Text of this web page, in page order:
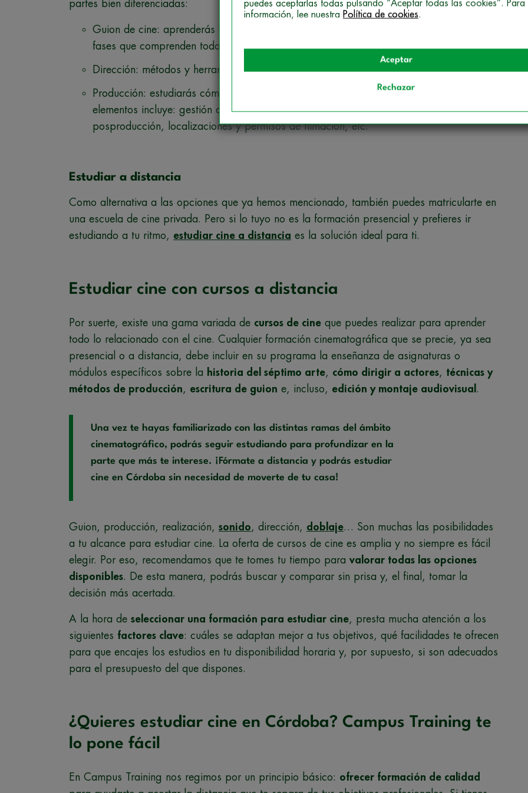
partes bien diferenciadas:
Guion de cine: aprenderás cómo abordar la escritura del guion, la estructura y las
fases que comprenden todo el proceso de desarrollo de un guion.
Dirección: métodos y herramientas para la dirección cinematográfica.
Producción: estudiarás cómo son las fases de la producción audiovisual y qué
elementos incluye: gestión de los presupuestos, fase de preproducción y
posproducción, localizaciones y permisos de filmación, etc.
Estudiar a distancia
Como alternativa a las opciones que ya hemos mencionado, también puedes matricularte en
una escuela de cine privada. Pero si lo tuyo no es la formación presencial y prefieres ir
estudiando a tu ritmo, estudiar cine a distancia es la solución ideal para ti.
Estudiar cine con cursos a distancia
Por suerte, existe una gama variada de cursos de cine que puedes realizar para aprender
todo lo relacionado con el cine. Cualquier formación cinematográfica que se precie, ya sea
presencial o a distancia, debe incluir en su programa la enseñanza de asignaturas o
módulos específicos sobre la historia del séptimo arte, cómo dirigir a actores, técnicas y
métodos de producción, escritura de guion e, incluso, edición y montaje audiovisual .
Una vez te hayas familiarizado con las distintas ramas del ámbito
cinematográfico, podrás seguir estudiando para profundizar en la
parte que más te interese. ¡Fórmate a distancia y podrás estudiar
cine en Córdoba sin necesidad de moverte de tu casa!
Guion, producción, realización, sonido, dirección, doblaje… Son muchas las posibilidades
a tu alcance para estudiar cine. La oferta de cursos de cine es amplia y no siempre es fácil
elegir. Por eso, recomendamos que te tomes tu tiempo para valorar todas las opciones
disponibles. De esta manera, podrás buscar y comparar sin prisa y, el final, tomar la
decisión más acertada.
A la hora de seleccionar una formación para estudiar cine, presta mucha atención a los
siguientes factores clave: cuáles se adaptan mejor a tus objetivos, qué facilidades te ofrecen
para que encajes los estudios en tu disponibilidad horaria y, por supuesto, si son adecuados
para el presupuesto del que dispones.
¿Quieres estudiar cine en Córdoba? Campus Training te
lo pone fácil
En Campus Training nos regimos por un principio básico: ofrecer formación de calidad
puedes aceptarlas todas pulsando “Aceptar todas las cookies”. Para
información, lee nuestra Política de cookies.
Aceptar
Rechazar